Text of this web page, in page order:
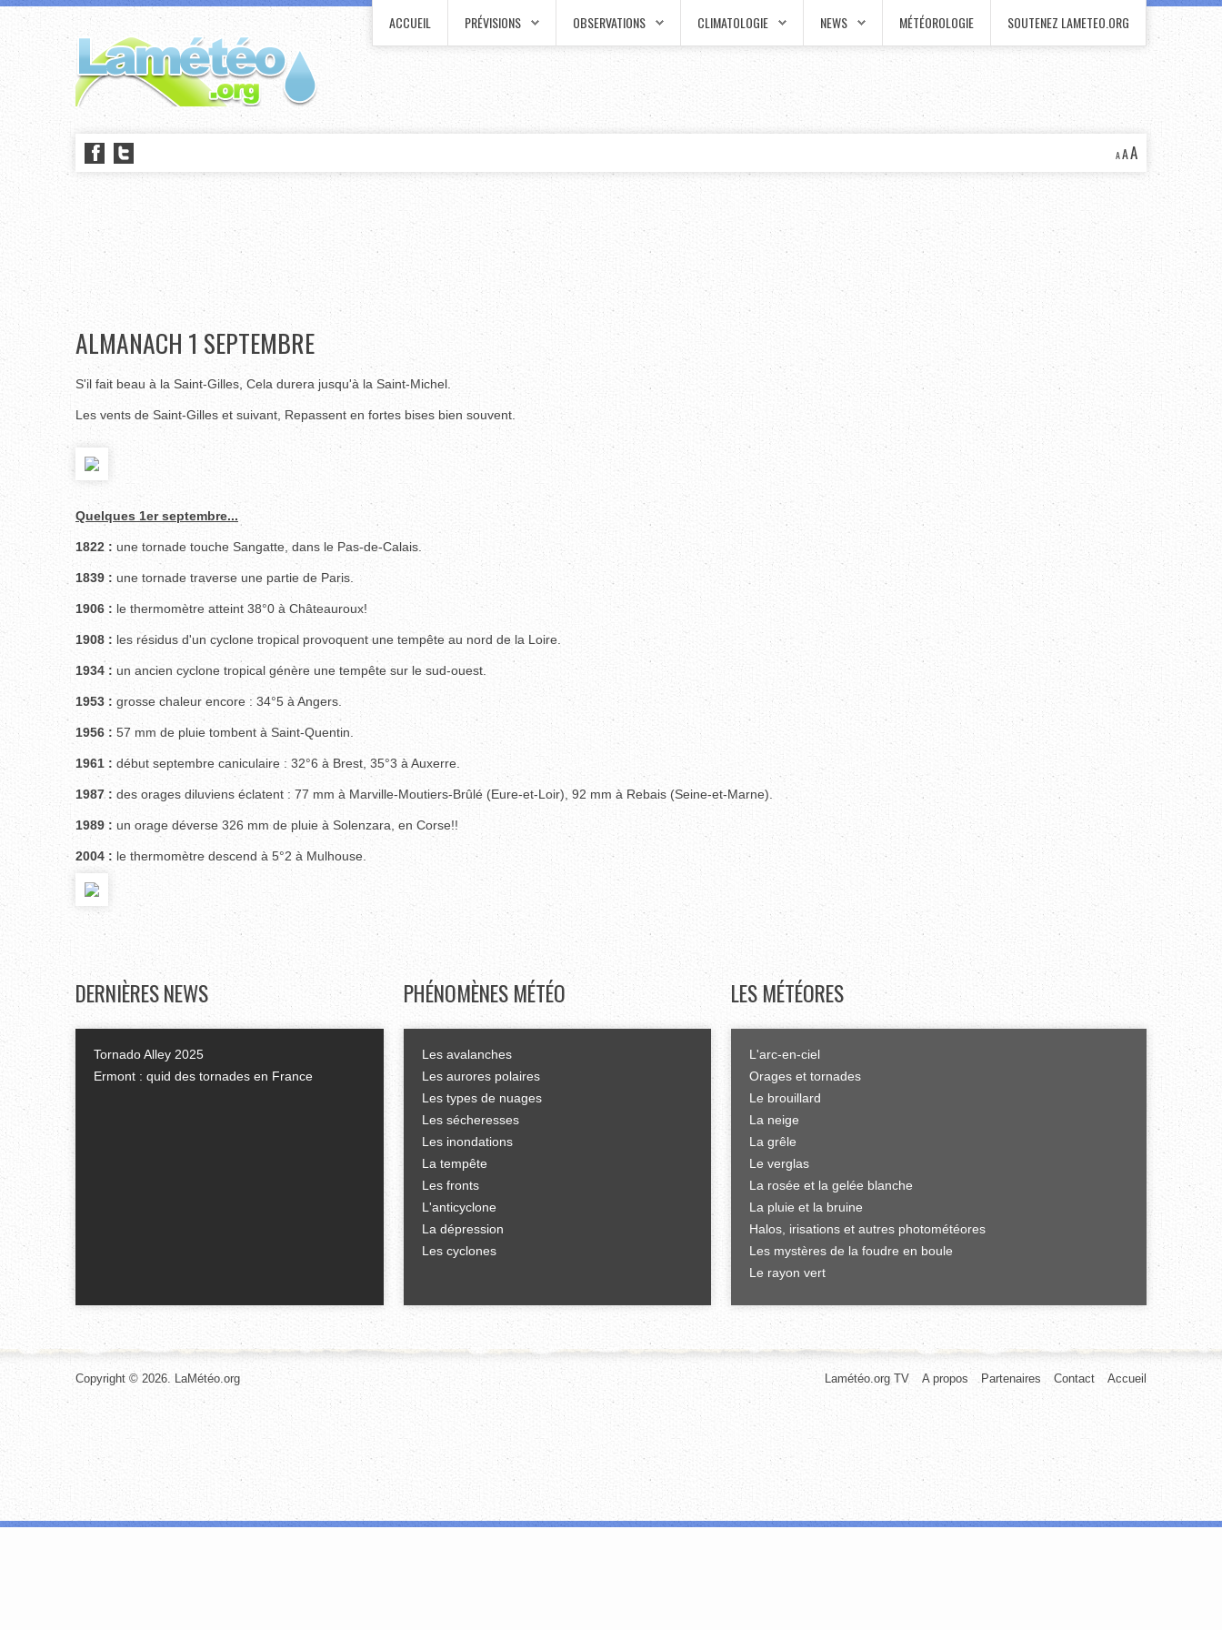
ACCUEIL PRÉVISIONS OBSERVATIONS CLIMATOLOGIE NEWS MÉTÉOROLOGIE SOUTENEZ LAMETEO.ORG
AAA
ALMANACH 1 SEPTEMBRE
S'il fait beau à la Saint-Gilles, Cela durera jusqu'à la Saint-Michel.
Les vents de Saint-Gilles et suivant, Repassent en fortes bises bien souvent.
Quelques 1er septembre...
1822 : une tornade touche Sangatte, dans le Pas-de-Calais.
1839 : une tornade traverse une partie de Paris.
1906 : le thermomètre atteint 38°0 à Châteauroux!
1908 : les résidus d'un cyclone tropical provoquent une tempête au nord de la Loire.
1934 : un ancien cyclone tropical génère une tempête sur le sud-ouest.
1953 : grosse chaleur encore : 34°5 à Angers.
1956 : 57 mm de pluie tombent à Saint-Quentin.
1961 : début septembre caniculaire : 32°6 à Brest, 35°3 à Auxerre.
1987 : des orages diluviens éclatent : 77 mm à Marville-Moutiers-Brûlé (Eure-et-Loir), 92 mm à Rebais (Seine-et-Marne).
1989 : un orage déverse 326 mm de pluie à Solenzara, en Corse!!
2004 : le thermomètre descend à 5°2 à Mulhouse.
DERNIÈRESNEWS
Tornado Alley 2025
Ermont : quid des tornades en France
PHÉNOMÈNES MÉTÉO
Les avalanches
Les aurores polaires
Les types de nuages
Les sécheresses
Les inondations
La tempête
Les fronts
L'anticyclone
La dépression
Les cyclones
LES MÉTÉORES
L'arc-en-ciel
Orages et tornades
Le brouillard
La neige
La grêle
Le verglas
La rosée et la gelée blanche
La pluie et la bruine
Halos, irisations et autres photométéores
Les mystères de la foudre en boule
Le rayon vert
Copyright © 2026. LaMétéo.org Accueil
Contact
Partenaires
A propos
Lamétéo.org TV